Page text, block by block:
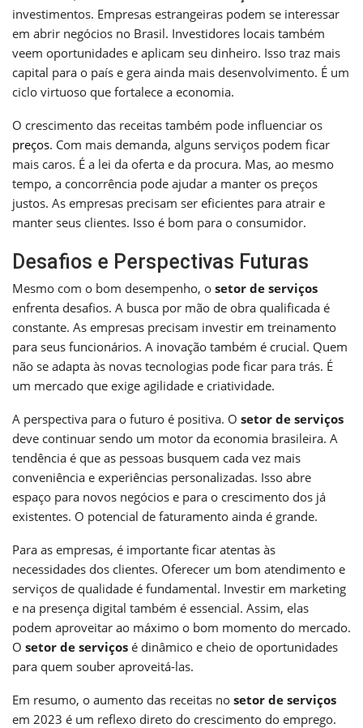
investimentos. Empresas estrangeiras podem se interessar
em abrir negócios no Brasil. Investidores locais também
veem oportunidades e aplicam seu dinheiro. Isso traz mais
capital para o país e gera ainda mais desenvolvimento. É um
ciclo virtuoso que fortalece a economia.
O crescimento das receitas também pode influenciar os
preços. Com mais demanda, alguns serviços podem ficar
mais caros. É a lei da oferta e da procura. Mas, ao mesmo
tempo, a concorrência pode ajudar a manter os preços
justos. As empresas precisam ser eficientes para atrair e
manter seus clientes. Isso é bom para o consumidor.
Desafios e Perspectivas Futuras
Mesmo com o bom desempenho, o setor de serviços
enfrenta desafios. A busca por mão de obra qualificada é
constante. As empresas precisam investir em treinamento
para seus funcionários. A inovação também é crucial. Quem
não se adapta às novas tecnologias pode ficar para trás. É
um mercado que exige agilidade e criatividade.
A perspectiva para o futuro é positiva. O setor de serviços
deve continuar sendo um motor da economia brasileira. A
tendência é que as pessoas busquem cada vez mais
conveniência e experiências personalizadas. Isso abre
espaço para novos negócios e para o crescimento dos já
existentes. O potencial de faturamento ainda é grande.
Para as empresas, é importante ficar atentas às
necessidades dos clientes. Oferecer um bom atendimento e
serviços de qualidade é fundamental. Investir em marketing
e na presença digital também é essencial. Assim, elas
podem aproveitar ao máximo o bom momento do mercado.
O setor de serviços é dinâmico e cheio de oportunidades
para quem souber aproveitá-las.
Em resumo, o aumento das receitas no setor de serviços
em 2023 é um reflexo direto do crescimento do emprego.